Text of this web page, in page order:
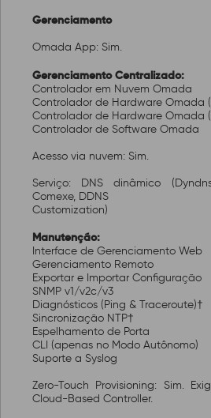
Gerenciamento
Omada App: Sim.
Gerenciamento Centralizado:
Controlador em Nuvem Omada
Controlador de Hardware Omada
Controlador de Hardware Omada
Controlador de Software Omada
Acesso via nuvem: Sim.
Serviço: DNS dinâmico
Comexe, DDNS
Customization)
Manutenção:
Interface de Gerenciamento Web
Gerenciamento Remoto
Exportar e Importar Configuração
SNMP v1/v2c/v3
Diagnósticos (Ping & Traceroute)†
Sincronização NTP†
Espelhamento de Porta
CLI (apenas no Modo Autônomo)
Suporte a Syslog
Zero-Touch Provisioning: Sim.
Cloud-Based Controller.